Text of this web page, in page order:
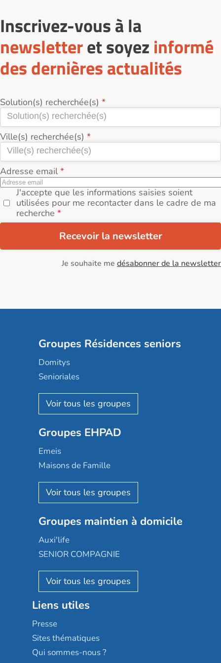
visitez plusieurs résidences et comparez les
prestations, l’environnement et le tarif réel (loyer +
Inscrivez-vous à la
newsletteret soyez informé
des dernières actualités
Solution(s) recherchée(s)
Ville(s) recherchée(s)
Adresse email
J'accepte que les informations saisies soient
utilisées pour me recontacter dans le cadre de ma
recherche
Recevoir la newsletter
Je souhaite me désabonner de la newsletter
Groupes Résidences seniors
Domitys
Senioriales
Nohée
Les Résidentiels
Mobicap
Domusvi
Happy Senior
Aquarelia
Nexity edenea
Les jardins d'Arcadie
Occitalia
Appartseniors
Reseda
Stella management
Les villages d'or
Sérénys
Résidences services Villa Médicis
Groupes EHPAD
Emeis
Maisons de Famille
Korian
Emera
Groupe SOS
Le Noble Âge
Almage
Résidalya
Groupe aplus
Groupes maintien à domicile
Auxi'life
SENIOR COMPAGNIE
AGE D'OR Services
Liens utiles
Presse
Sites thématiques
Qui sommes-nous ?